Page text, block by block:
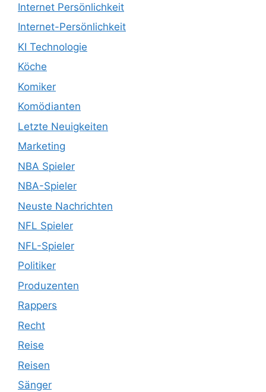
Internet Persönlichkeit
Internet-Persönlichkeit
KI Technologie
Köche
Komiker
Komödianten
Letzte Neuigkeiten
Marketing
NBA Spieler
NBA-Spieler
Neuste Nachrichten
NFL Spieler
NFL-Spieler
Politiker
Produzenten
Rappers
Recht
Reise
Reisen
Sänger